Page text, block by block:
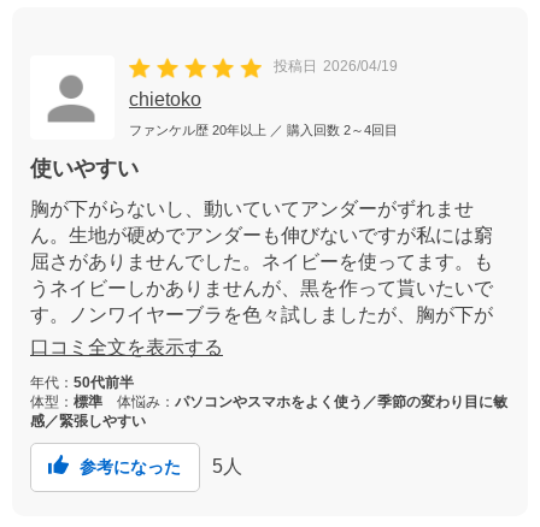
投稿日 2026/04/19
chietoko
ファンケル歴 20年以上 ／ 購入回数 2～4回目
使いやすい
胸が下がらないし、動いていてアンダーがずれませ
ん。生地が硬めでアンダーも伸びないですが私には窮
屈さがありませんでした。ネイビーを使ってます。も
うネイビーしかありませんが、黒を作って貰いたいで
す。ノンワイヤーブラを色々試しましたが、胸が下が
るとかカップが大きすぎて隙間が出来たりと難しい。
す。
口コミ全文を表示する
年代： 50代前半
体型： 標準 体悩み： パソコンやスマホをよく使う／季節の変わり目に敏
感／緊張しやすい
参考になった 5 人